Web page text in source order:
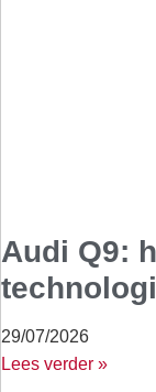
Audi Q9:
29/07/2026
Lees verder »